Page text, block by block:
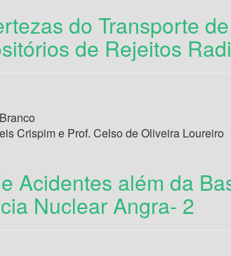
do Transporte
de Rejeitos
Crispim e Prof. Celso de Oliveira Loureiro
Acidentes além da
Nuclear Angra- 2